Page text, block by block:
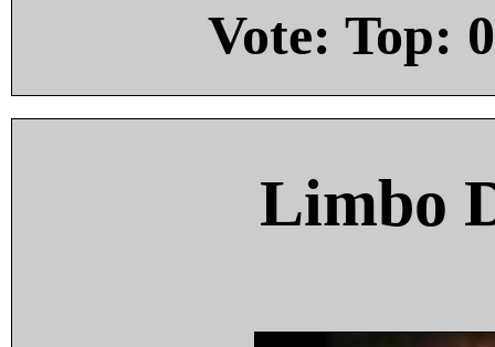
Vote: Top: 0
Limbo